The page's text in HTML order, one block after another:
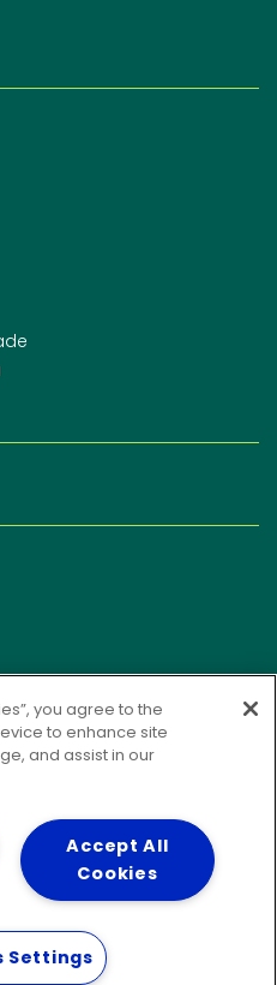
água
you agree to the
to enhance site
and assist in our
Accept All
Cookies
Settings